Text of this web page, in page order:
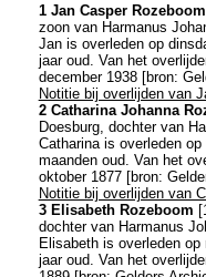
1 Jan Casper Rozeboom
zoon van Harmanus
Jan is overleden op
jaar oud. Van het
december 1938 [bron:
Notitie bij overlijden van
2 Catharina Johanna
Doesburg, dochter van
Catharina is overleden
maanden oud. Van het
oktober 1877 [bron:
Notitie bij overlijden van
3 Elisabeth Rozeboom [
dochter van Harmanus
Elisabeth is overleden
jaar oud. Van het